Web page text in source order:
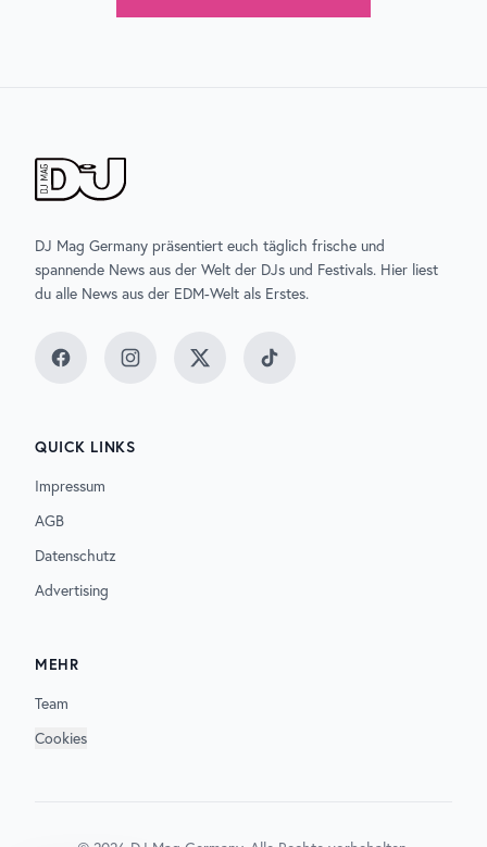
DJ Mag Germany präsentiert euch täglich frische und
spannende News aus der Welt der DJs und Festivals. Hier liest
du alle News aus der EDM-Welt als Erstes.
FacebookInstagramTwitter TikTok
QUICK LINKS
Impressum
AGB
Datenschutz
Advertising
MEHR
Team
Cookies